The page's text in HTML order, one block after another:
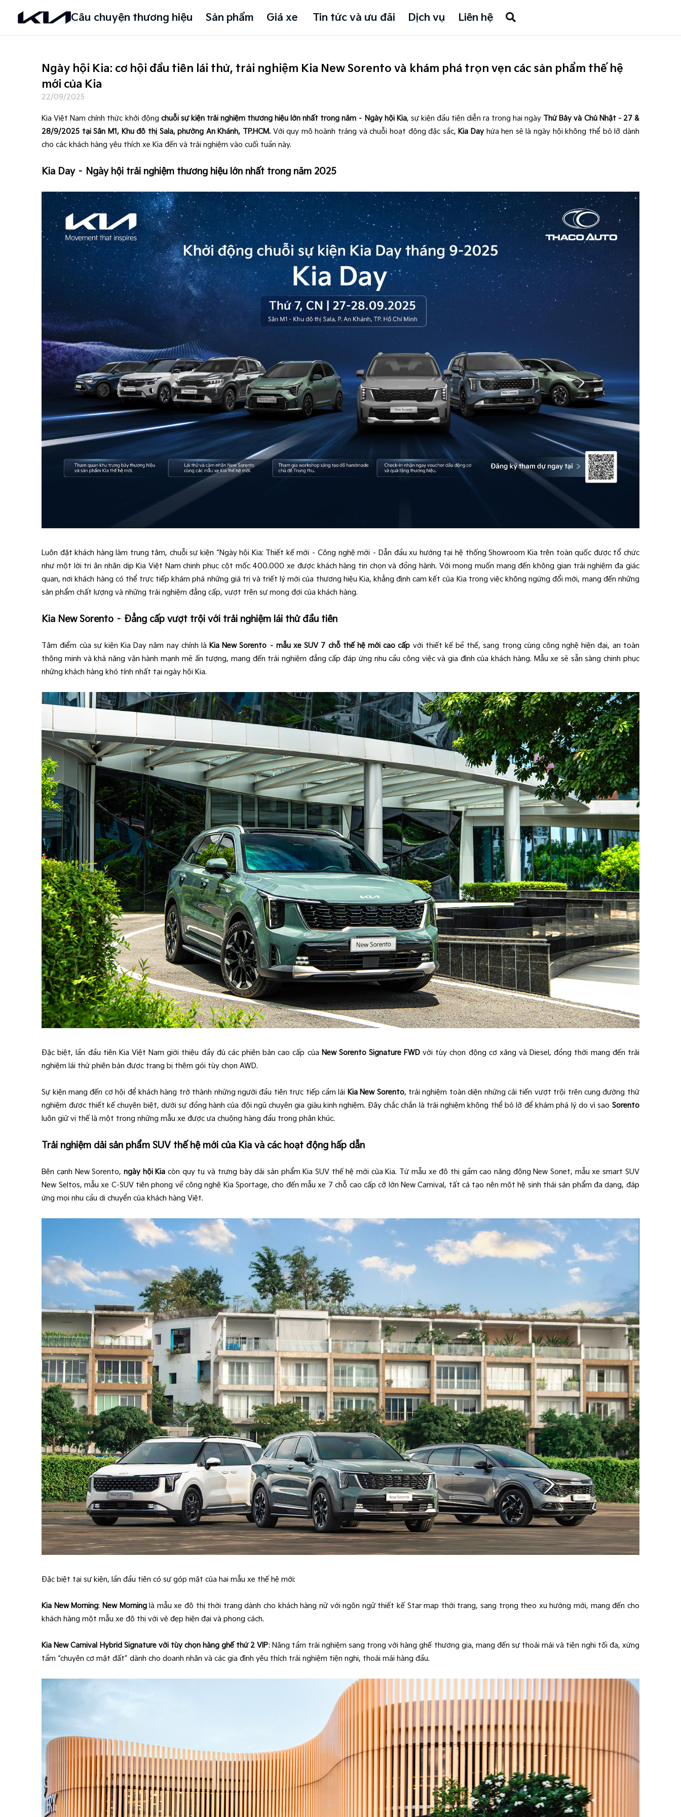
Câu chuyện thương hiệu Sản phẩm Giá xe Tin tức và ưu đãi Dịch vụ Liên hệ
Ngày hội Kia: cơ hội đầu tiên lái thử, trải nghiệm Kia New Sorento và khám phá trọn vẹn các sản phẩm thế hệ
mới của Kia
22/09/2025
Kia Việt Nam chính thức khởi động chuỗi sự kiện trải nghiệm thương hiệu lớn nhất trong năm – Ngày hội Kia, sự kiện đầu tiên diễn ra trong hai ngày Thứ Bảy và Chủ Nhật - 27 &
28/9/2025 tại Sân M1, Khu đô thị Sala, phường An Khánh, TP.HCM. Với quy mô hoành tráng và chuỗi hoạt động đặc sắc, Kia Day hứa hẹn sẽ là ngày hội không thể bỏ lỡ dành
cho các khách hàng yêu thích xe Kia đến và trải nghiệm vào cuối tuần này.
Kia Day – Ngày hội trải nghiệm thương hiệu lớn nhất trong năm 2025
Luôn đặt khách hàng làm trung tâm, chuỗi sự kiện “Ngày hội Kia: Thiết kế mới – Công nghệ mới – Dẫn đầu xu hướng tại hệ thống Showroom Kia trên toàn quốc được tổ chức
như một lời tri ân nhân dịp Kia Việt Nam chinh phục cột mốc 400.000 xe được khách hàng tin chọn và đồng hành. Với mong muốn mang đến không gian trải nghiệm đa giác
quan, nơi khách hàng có thể trực tiếp khám phá những giá trị và triết lý mới của thương hiệu Kia, khẳng định cam kết của Kia trong việc không ngừng đổi mới, mang đến những
sản phẩm chất lượng và những trải nghiệm đẳng cấp, vượt trên sự mong đợi của khách hàng.
Kia New Sorento – Đẳng cấp vượt trội với trải nghiệm lái thử đầu tiên
Tâm điểm của sự kiện Kia Day năm nay chính là Kia New Sorento – mẫu xe SUV 7 chỗ thế hệ mới cao cấp với thiết kế bề thế, sang trọng cùng công nghệ hiện đại, an toàn
thông minh và khả năng vận hành mạnh mẽ ấn tượng, mang đến trải nghiệm đẳng cấp đáp ứng nhu cầu công việc và gia đình của khách hàng. Mẫu xe sẽ sẵn sàng chinh phục
những khách hàng khó tính nhất tại ngày hội Kia.
Đặc biệt, lần đầu tiên Kia Việt Nam giới thiệu đầy đủ các phiên bản cao cấp của New Sorento Signature FWD với tùy chọn động cơ xăng và Diesel, đồng thời mang đến trải
nghiệm lái thử phiên bản được trang bị thêm gói tùy chọn AWD.
Sự kiện mang đến cơ hội để khách hàng trở thành những người đầu tiên trực tiếp cầm lái Kia New Sorento, trải nghiệm toàn diện những cải tiến vượt trội trên cung đường thử
nghiệm được thiết kế chuyên biệt, dưới sự đồng hành của đội ngũ chuyên gia giàu kinh nghiệm. Đây chắc chắn là trải nghiệm không thể bỏ lỡ để khám phá lý do vì sao Sorento
luôn giữ vị thế là một trong những mẫu xe được ưa chuộng hàng đầu trong phân khúc.
Trải nghiệm dải sản phẩm SUV thế hệ mới của Kia và các hoạt động hấp dẫn
Bên cạnh New Sorento, ngày hội Kia còn quy tụ và trưng bày dải sản phẩm Kia SUV thế hệ mới của Kia. Từ mẫu xe đô thị gầm cao năng động New Sonet, mẫu xe smart SUV
New Seltos, mẫu xe C-SUV tiên phong về công nghệ Kia Sportage, cho đến mẫu xe 7 chỗ cao cấp cỡ lớn New Carnival, tất cả tạo nên một hệ sinh thái sản phẩm đa dạng, đáp
ứng mọi nhu cầu di chuyển của khách hàng Việt.
Đặc biệt tại sự kiện, lần đầu tiên có sự góp mặt của hai mẫu xe thế hệ mới:
Kia New Morning: New Morninglà mẫu xe đô thị thời trang dành cho khách hàng nữ với ngôn ngữ thiết kế Star map thời trang, sang trọng theo xu hướng mới, mang đến cho
khách hàng một mẫu xe đô thị với vẻ đẹp hiện đại và phong cách.
Kia New Carnival Hybrid Signaturevới tùy chọn hàng ghế thứ 2 VIP: Nâng tầm trải nghiệm sang trọng với hàng ghế thương gia, mang đến sự thoải mái và tiện nghi tối đa, xứng
tầm “chuyên cơ mặt đất” dành cho doanh nhân và các gia đình yêu thích trải nghiệm tiện nghi, thoải mái hàng đầu.